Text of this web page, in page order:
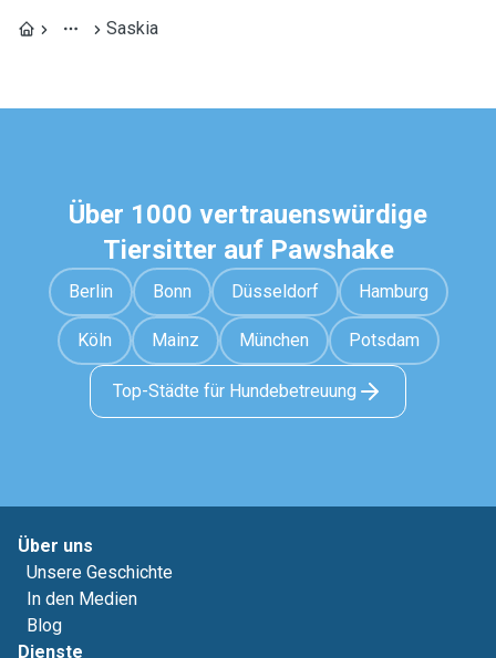
Saskia
Über 1000 vertrauenswürdige
Tiersitter auf Pawshake
Berlin Bonn Düsseldorf Hamburg
Köln Mainz München Potsdam
Top-Städte für Hundebetreuung
Über uns
Unsere Geschichte
In den Medien
Blog
Dienste